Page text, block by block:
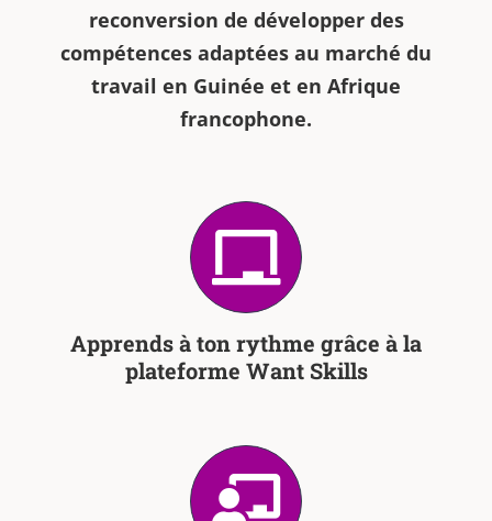
reconversion de développer des
compétences adaptées au marché du
travail en Guinée et en Afrique
francophone.
Apprends à ton rythme grâce à la
plateforme Want Skills